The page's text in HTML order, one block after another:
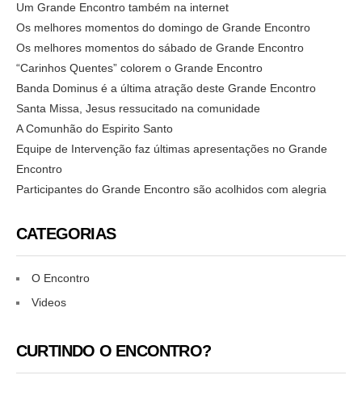
Um Grande Encontro também na internet
Os melhores momentos do domingo de Grande Encontro
Os melhores momentos do sábado de Grande Encontro
“Carinhos Quentes” colorem o Grande Encontro
Banda Dominus é a última atração deste Grande Encontro
Santa Missa, Jesus ressucitado na comunidade
A Comunhão do Espirito Santo
Equipe de Intervenção faz últimas apresentações no Grande
Encontro
Participantes do Grande Encontro são acolhidos com alegria
CATEGORIAS
O Encontro
Videos
CURTINDO O ENCONTRO?